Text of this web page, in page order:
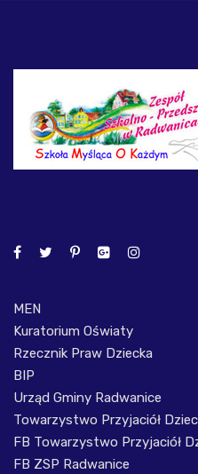
MEN
Kuratorium Oświaty
Rzecznik Praw Dziecka
BIP
Urząd Gminy Radwanice
Towarzystwo Przyjaciół
FB Towarzystwo Przyjaciół
FB ZSP Radwanice